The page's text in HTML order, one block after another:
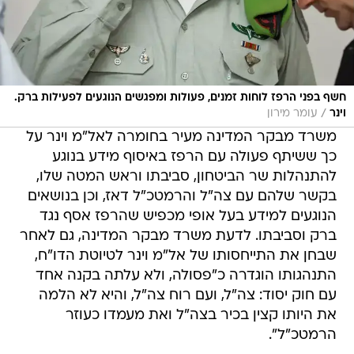
חשף בפני הרפז לוחות זמנים, פעולות ומפגשים הנוגעים לפעילות ברק.
וינר / עומר מירון
משרד מבקר המדינה מעיר בחומרה לאל"מ וינר על
כך ששיתף פעולה עם הרפז באיסוף מידע בנוגע
להתנהלות שר הביטחון, סביבתו וראש המטה שלו,
בקשר שלהם עם צה"ל והרמטכ"ל דאז, וכן בנושאים
הנוגעים למידע בעל אופי מכפיש שהרפז אסף נגד
ברק וסביבתו. לדעת משרד מבקר המדינה, גם לאחר
שבחן את התייחסותו של אל"מ וינר לטיוטת הדו"ח,
התנהגותו הוגדרה כ"פסולה, ולא עלתה בקנה אחד
עם חוק יסוד: צה"ל, ועם רוח צה"ל, והיא לא הלמה
את היותו קצין בכיר בצה"ל ואת מעמדו כעוזר
הרמטכ"ל".